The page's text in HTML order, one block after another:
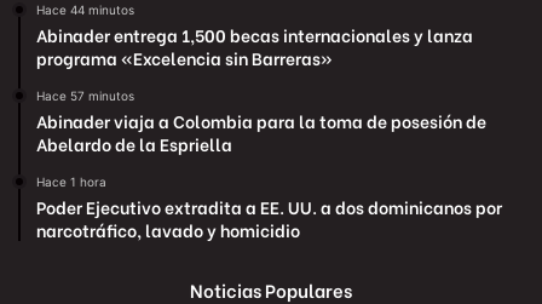
Hace 44 minutos
Abinader entrega 1,500 becas internacionales y lanza
programa «Excelencia sin Barreras»
Hace 57 minutos
Abinader viaja a Colombia para la toma de posesión de
Abelardo de la Espriella
Hace 1 hora
Poder Ejecutivo extradita a EE. UU. a dos dominicanos por
narcotráfico, lavado y homicidio
Noticias Populares